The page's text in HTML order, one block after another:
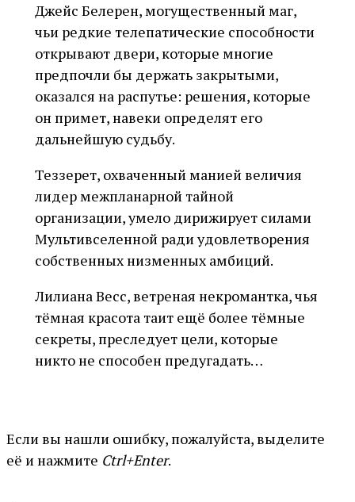
Джейс Белерен, могущественный маг,
чьи редкие телепатические способности
открывают двери, которые многие
предпочли бы держать закрытыми,
оказался на распутье: решения, которые
он примет, навеки определят его
дальнейшую судьбу.
Теззерет, охваченный манией величия
лидер межпланарной тайной
организации, умело дирижирует силами
Мультивселенной ради удовлетворения
собственных низменных амбиций.
Лилиана Весс, ветреная некромантка, чья
тёмная красота таит ещё более тёмные
секреты, преследует цели, которые
никто не способен предугадать…
Если вы нашли ошибку, пожалуйста, выделите
её и нажмите Ctrl+Enter.